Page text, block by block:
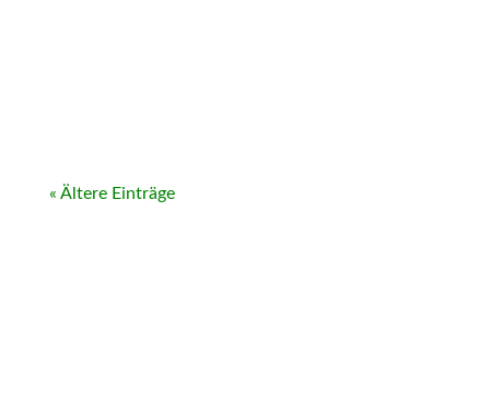
« Ältere Einträge